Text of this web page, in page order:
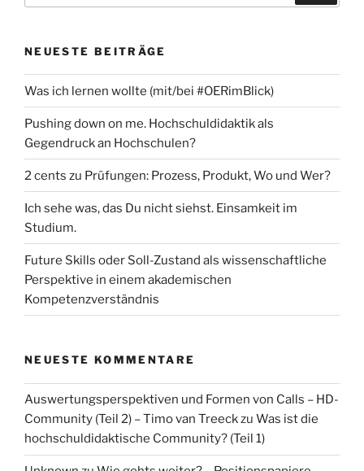
NEUESTE BEITRÄGE
Was ich lernen wollte (mit/bei #OERimBlick)
Pushing down on me. Hochschuldidaktik als
Gegendruck an Hochschulen?
2 cents zu Prüfungen: Prozess, Produkt, Wo und Wer?
Ich sehe was, das Du nicht siehst. Einsamkeit im
Studium.
Future Skills oder Soll-Zustand als wissenschaftliche
Perspektive in einem akademischen
Kompetenzverständnis
NEUESTE KOMMENTARE
Auswertungsperspektiven und Formen von Calls – HD-
Community (Teil 2) – Timo van Treeckzu Was ist die
hochschuldidaktische Community? (Teil 1)